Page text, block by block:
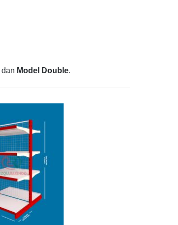
dan Model Double.